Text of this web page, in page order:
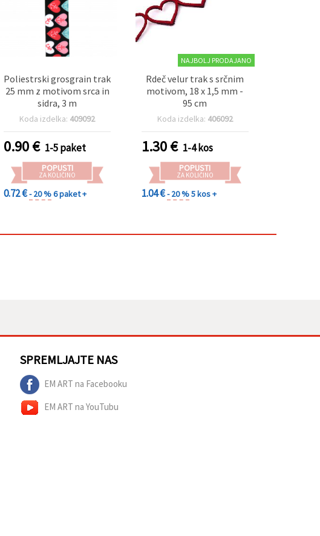
Poliestrski grosgrain trak
25 mm z motivom srca in
sidra, 3 m
Koda izdelka: 409092
0.90€ 1-5 paket
POPUSTI
ZA KOLIČINO
0.72 €- 20 %6 paket +
NAJBOLJ PRODAJANO
Rdeč velur trak s srčnim
motivom, 18 x 1,5 mm -
95 cm
Koda izdelka: 406092
1.30€ 1-4 kos
POPUSTI
ZA KOLIČINO
1.04 €- 20 %5 kos +
SPREMLJAJTE NAS
EM ART na Facebooku
EM ART na YouTubu